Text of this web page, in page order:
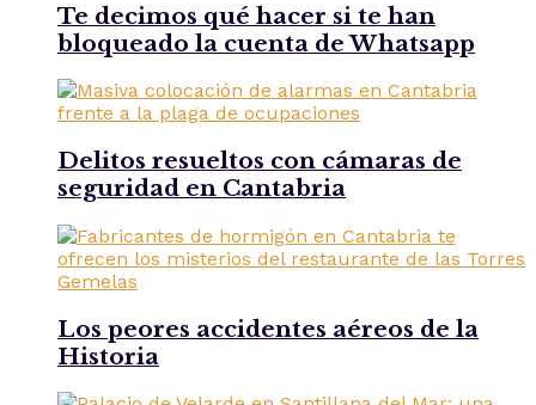
Te decimos qué hacer si te han
bloqueado la cuenta de Whatsapp
Delitos resueltos con cámaras de
seguridad en Cantabria
Los peores accidentes aéreos de la
Historia